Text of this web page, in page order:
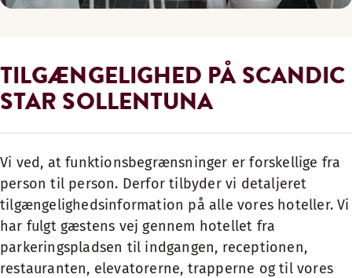
TILGÆNGELIGHED PÅ SCANDIC
STAR SOLLENTUNA
Vi ved, at funktionsbegrænsninger er forskellige fra
person til person. Derfor tilbyder vi detaljeret
tilgængelighedsinformation på alle vores hoteller. Vi
har fulgt gæstens vej gennem hotellet fra
parkeringspladsen til indgangen, receptionen,
restauranten, elevatorerne, trapperne og til vores